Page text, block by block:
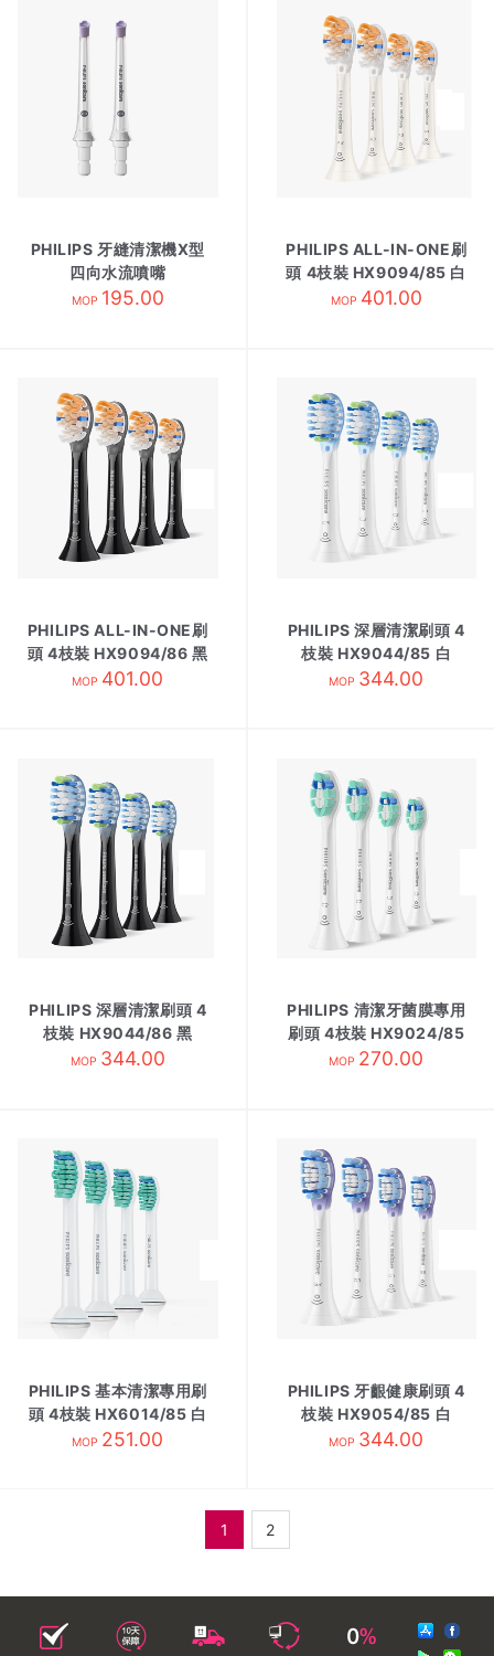
PHILIPS 牙縫清潔機X型
四向水流噴嘴
HX3062/01 2枝裝
MOP 195.00
PHILIPS ALL-IN-ONE刷
頭 4枝裝 HX9094/85 白
MOP 401.00
PHILIPS ALL-IN-ONE刷
頭 4枝裝 HX9094/86 黑
MOP 401.00
PHILIPS 深層清潔刷頭 4
枝裝 HX9044/85 白
MOP 344.00
PHILIPS 深層清潔刷頭 4
枝裝 HX9044/86 黑
MOP 344.00
PHILIPS 清潔牙菌膜專用
刷頭 4枝裝 HX9024/85
白
MOP 270.00
PHILIPS 基本清潔專用刷
頭 4枝裝 HX6014/85 白
MOP 251.00
PHILIPS 牙齦健康刷頭 4
枝裝 HX9054/85 白
MOP 344.00
1 2